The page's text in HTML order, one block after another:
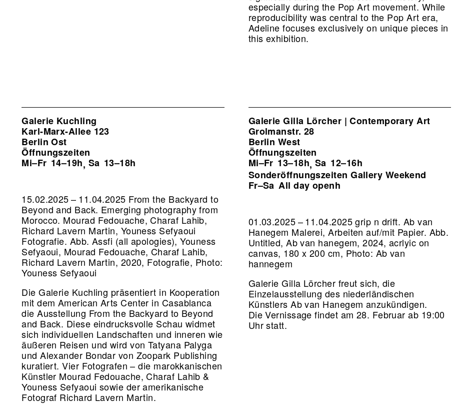
especially during the Pop Art movement. While
reproducibility was central to the Pop Art era,
Adeline focuses exclusively on unique pieces in
this exhibition.
Galerie Kuchling
Karl-Marx-Allee 123
Berlin Ost
Öffnungszeiten
Mi–Fr 14–19h, Sa 13–18h
15.02.2025 – 11.04.2025 From the Backyard to
Beyond and Back. Emerging photography from
Morocco. Mourad Fedouache, Charaf Lahib,
Richard Lavern Martin, Youness Sefyaoui
Fotografie. Abb. Assfi (all apologies), Youness
Sefyaoui, Mourad Fedouache, Charaf Lahib,
Richard Lavern Martin, 2020, Fotografie, Photo:
Youness Sefyaoui
Die Galerie Kuchling präsentiert in Kooperation
mit dem American Arts Center in Casablanca
die Ausstellung From the Backyard to Beyond
and Back. Diese eindrucksvolle Schau widmet
sich individuellen Landschaften und inneren wie
äußeren Reisen und wird von Tatyana Palyga
und Alexander Bondar von Zoopark Publishing
kuratiert. Vier Fotografen – die marokkanischen
Künstler Mourad Fedouache, Charaf Lahib &
Youness Sefyaoui sowie der amerikanische
Fotograf Richard Lavern Martin.
Galerie Gilla Lörcher | Contemporary Art
Grolmanstr. 28
Berlin West
Öffnungszeiten
Mi–Fr 13–18h, Sa 12–16h
Sonderöffnungszeiten Gallery Weekend
Fr–Sa All day openh
01.03.2025 – 11.04.2025 grip n drift. Ab van
Hanegem Malerei, Arbeiten auf/mit Papier. Abb.
Untitled, Ab van hanegem, 2024, acrlyic on
canvas, 180 x 200 cm, Photo: Ab van
hannegem
Galerie Gilla Lörcher freut sich, die
Einzelausstellung des niederländischen
Künstlers Ab van Hanegem anzukündigen.
Die Vernissage findet am 28. Februar ab 19:00
Uhr statt.